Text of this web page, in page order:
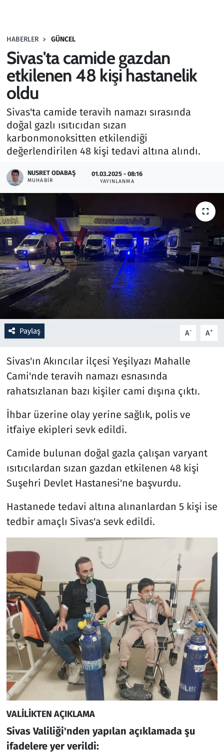
HABERLER GÜNCEL
Sivas'ta camide gazdan
etkilenen 48 kişi hastanelik
oldu
Sivas'ta camide teravih namazı sırasında
doğal gazlı ısıtıcıdan sızan
karbonmonoksitten etkilendiği
değerlendirilen 48 kişi tedavi altına alındı.
NUSRET ODABAŞ
MUHABIR
01.03.2025 - 08:16
YAYINLANMA
Paylaş A- A+
Sivas'ın Akıncılar ilçesi Yeşilyazı Mahalle
Cami'nde teravih namazı esnasında
rahatsızlanan bazı kişiler cami dışına çıktı.
İhbar üzerine olay yerine sağlık, polis ve
itfaiye ekipleri sevk edildi.
Camide bulunan doğal gazla çalışan varyant
ısıtıcılardan sızan gazdan etkilenen 48 kişi
Suşehri Devlet Hastanesi'ne başvurdu.
Hastanede tedavi altına alınanlardan 5 kişi ise
tedbir amaçlı Sivas'a sevk edildi.
VALİLİKTEN AÇIKLAMA
Sivas Valiliği'nden yapılan açıklamada şu
ifadelere yer verildi:
Haber
Kültür Sanat
Kurumsal Haberler
Lezzet Durağı
Memur ve Kamu
Otomobil
Oyun
Ramazan
Resmi İlanlar
Rüya Tabirleri
Sağlık
Savunma Sanayi
Spor
Televizyon